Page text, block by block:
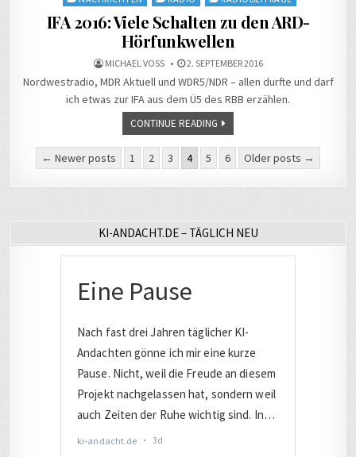
IFA 2016: Viele Schalten zu den ARD-
Hörfunkwellen
MICHAEL VOSS 2. SEPTEMBER 2016
Nordwestradio, MDR Aktuell und WDR5/NDR – allen durfte und darf
ich etwas zur IFA aus dem Ü5 des RBB erzählen.
CONTINUE READING
Seitennummerierung
der
← Newer posts 1 2 3 4 5 6 Older posts →
KI-ANDACHT.DE – TÄGLICH NEU